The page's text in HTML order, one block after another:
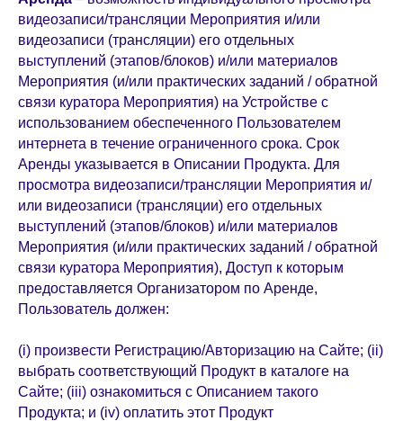
видеозаписи/трансляции Мероприятия и/или
видеозаписи (трансляции) его отдельных
выступлений (этапов/блоков) и/или материалов
Мероприятия (и/или практических заданий / обратной
связи куратора Мероприятия) на Устройстве с
использованием обеспеченного Пользователем
интернета в течение ограниченного срока. Срок
Аренды указывается в Описании Продукта. Для
просмотра видеозаписи/трансляции Мероприятия и/
или видеозаписи (трансляции) его отдельных
выступлений (этапов/блоков) и/или материалов
Мероприятия (и/или практических заданий / обратной
связи куратора Мероприятия), Доступ к которым
предоставляется Организатором по Аренде,
Пользователь должен:
(i) произвести Регистрацию/Авторизацию на Сайте; (ii)
выбрать соответствующий Продукт в каталоге на
Сайте; (iii) ознакомиться с Описанием такого
Продукта; и (iv) оплатить этот Продукт